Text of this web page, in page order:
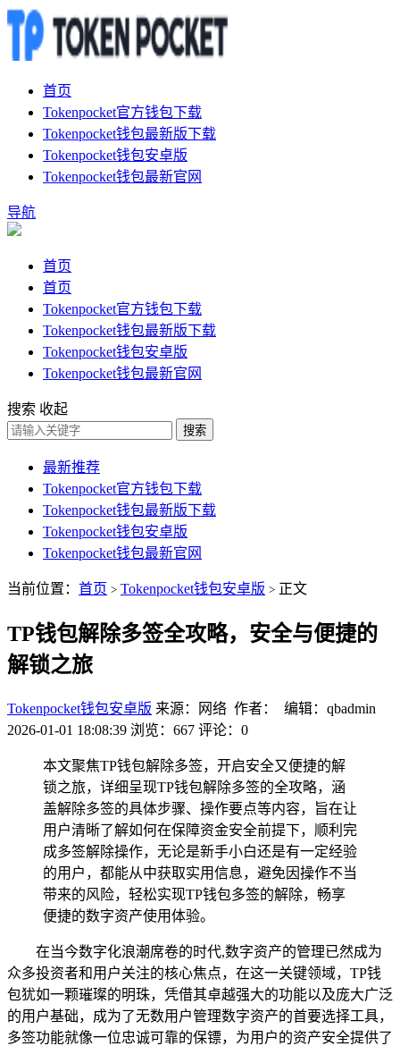
首页
Tokenpocket官方钱包下载
Tokenpocket钱包最新版下载
Tokenpocket钱包安卓版
Tokenpocket钱包最新官网
导航
首页
首页
Tokenpocket官方钱包下载
Tokenpocket钱包最新版下载
Tokenpocket钱包安卓版
Tokenpocket钱包最新官网
搜索 收起
搜索
最新推荐
Tokenpocket官方钱包下载
Tokenpocket钱包最新版下载
Tokenpocket钱包安卓版
Tokenpocket钱包最新官网
当前位置： 首页 > Tokenpocket钱包安卓版 > 正文
TP钱包解除多签全攻略，安全与便捷的
解锁之旅
Tokenpocket钱包安卓版 来源：网络 作者： 编辑：qbadmin
2026-01-01 18:08:39 浏览：667 评论：0
本文聚焦TP钱包解除多签，开启安全又便捷的解
锁之旅，详细呈现TP钱包解除多签的全攻略，涵
盖解除多签的具体步骤、操作要点等内容，旨在让
用户清晰了解如何在保障资金安全前提下，顺利完
成多签解除操作，无论是新手小白还是有一定经验
的用户，都能从中获取实用信息，避免因操作不当
带来的风险，轻松实现TP钱包多签的解除，畅享
便捷的数字资产使用体验。
在当今数字化浪潮席卷的时代,数字资产的管理已然成为
众多投资者和用户关注的核心焦点，在这一关键领域，TP钱
包犹如一颗璀璨的明珠，凭借其卓越强大的功能以及庞大广泛
的用户基础，成为了无数用户管理数字资产的首要选择工具，
多签功能就像一位忠诚可靠的保镖，为用户的资产安全提供了